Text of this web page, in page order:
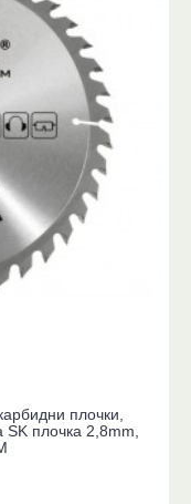
плочки,
плочка 2,8mm,